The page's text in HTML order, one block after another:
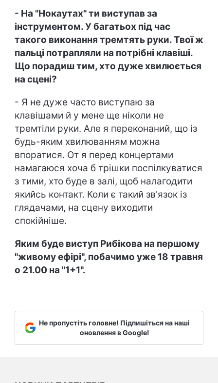
- На "Нокаутах" ти виступав за
інструментом. У багатьох під час
такого виконання тремтять руки. Твої ж
пальці потрапляли на потрібні клавіші.
Що порадиш тим, хто дуже хвилюється
на сцені?
- Я не дуже часто виступаю за
клавішами й у мене ще ніколи не
тремтіли руки. Але я переконаний, що із
будь-яким хвилюванням можна
впоратися. От я перед концертами
намагаюся хоча б трішки поспілкуватися
з тими, хто буде в залі, щоб налагодити
якийсь контакт. Коли є такий зв'язок із
глядачами, на сцену виходити
спокійніше.
Яким буде виступ Рибікова на першому
"живому ефірі", побачимо уже 18 травня
о 21.00 на "1+1".
Не пропустіть головне! Підпишіться на наші
оновлення в Google!